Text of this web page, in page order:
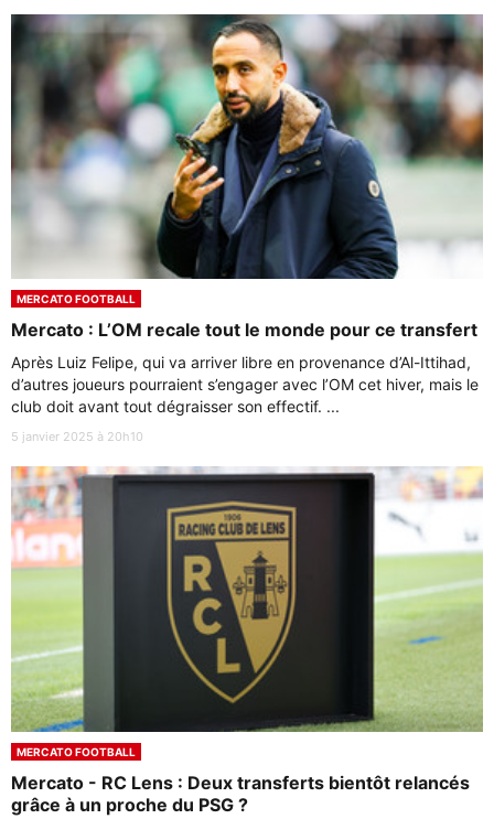
MERCATO FOOTBALL
Mercato : L’OM recale tout le monde pour ce transfert
Après Luiz Felipe, qui va arriver libre en provenance d’Al-Ittihad,
d’autres joueurs pourraient s’engager avec l’OM cet hiver, mais le
club doit avant tout dégraisser son effectif. ...
5 janvier 2025 à 20h10
MERCATO FOOTBALL
Mercato - RC Lens : Deux transferts bientôt relancés
grâce à un proche du PSG ?